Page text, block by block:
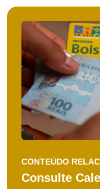
CONTEÚDO
Consulte